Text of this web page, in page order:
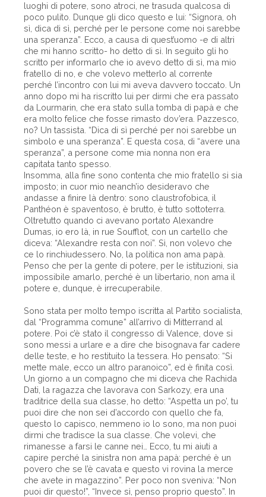
luoghi di potere, sono atroci, ne trasuda qualcosa di
poco pulito. Dunque gli dico questo e lui: “Signora, oh
sì, dica di sì, perché per le persone come noi sarebbe
una speranza”. Ecco, a causa di quest’uomo -e di altri
che mi hanno scritto- ho detto di sì. In seguito gli ho
scritto per informarlo che io avevo detto di sì, ma mio
fratello di no, e che volevo metterlo al corrente
perché l’incontro con lui mi aveva davvero toccato. Un
anno dopo mi ha riscritto lui per dirmi che era passato
da Lourmarin, che era stato sulla tomba di papà e che
era molto felice che fosse rimasto dov’era. Pazzesco,
no? Un tassista. “Dica di sì perché per noi sarebbe un
simbolo e una speranza”. E questa cosa, di “avere una
speranza”, a persone come mia nonna non era
capitata tanto spesso.
Insomma, alla fine sono contenta che mio fratello si sia
imposto; in cuor mio neanch’io desideravo che
andasse a finire là dentro: sono claustrofobica, il
Panthéon è spaventoso, è brutto, è tutto sottoterra.
Oltretutto quando ci avevano portato Alexandre
Dumas, io ero là, in rue Soufflot, con un cartello che
diceva: “Alexandre resta con noi”. Sì, non volevo che
ce lo rinchiudessero. No, la politica non ama papà.
Penso che per la gente di potere, per le istituzioni, sia
impossibile amarlo, perché è un libertario, non ama il
potere e, dunque, è irrecuperabile.
Sono stata per molto tempo iscritta al Partito socialista,
dal “Programma comune” all’arrivo di Mitterrand al
potere. Poi c’è stato il congresso di Valence, dove si
sono messi a urlare e a dire che bisognava far cadere
delle teste, e ho restituito la tessera. Ho pensato: “Si
mette male, ecco un altro paranoico”, ed è finita così.
Un giorno a un compagno che mi diceva che Rachida
Dati, la ragazza che lavorava con Sarkozy, era una
traditrice della sua classe, ho detto: “Aspetta un po’, tu
puoi dire che non sei d’accordo con quello che fa,
questo lo capisco, nemmeno io lo sono, ma non puoi
dirmi che tradisce la sua classe. Che volevi, che
rimanesse a farsi le canne nei… Ecco, tu mi aiuti a
capire perché la sinistra non ama papà: perché è un
povero che se l’è cavata e questo vi rovina la merce
che avete in magazzino”. Per poco non sveniva: “Non
puoi dir questo!”, “Invece sì, penso proprio questo”. In